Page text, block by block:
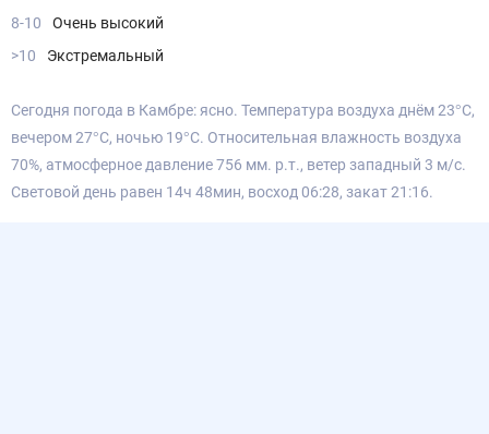
8-10
Очень высокий
>10
Экстремальный
Сегодня погода в Камбре: ясно. Температура воздуха днём 23°С,
вечером 27°С, ночью 19°С. Относительная влажность воздуха
70%, атмосферное давление 756 мм. р.т., ветер западный 3 м/с.
Световой день равен 14ч 48мин, восход 06:28, закат 21:16.